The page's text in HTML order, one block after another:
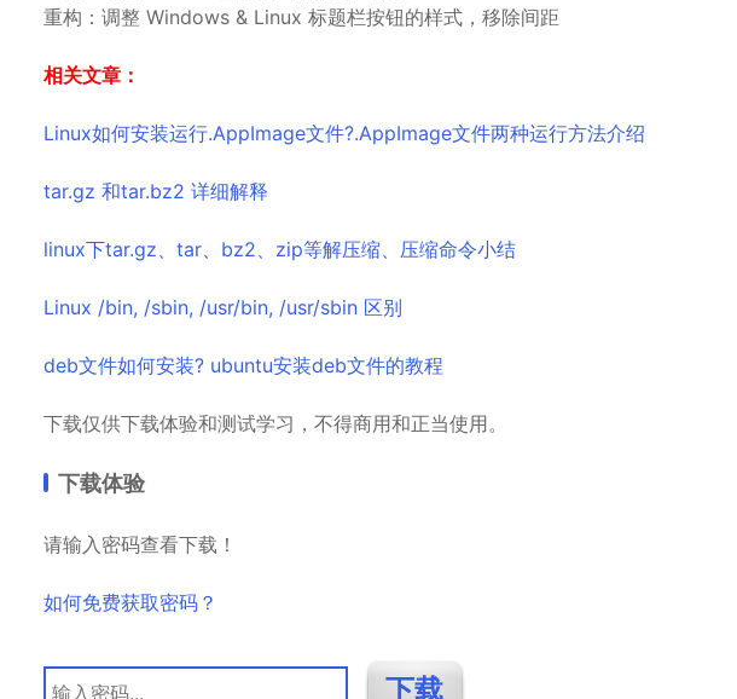
重构：调整 Windows & Linux 标题栏按钮的样式，移除间距
相关文章：
Linux如何安装运行.AppImage文件?.AppImage文件两种运行方法介绍
tar.gz 和tar.bz2 详细解释
linux下tar.gz、tar、bz2、zip等解压缩、压缩命令小结
Linux /bin, /sbin, /usr/bin, /usr/sbin 区别
deb文件如何安装? ubuntu安装deb文件的教程
下载仅供下载体验和测试学习，不得商用和正当使用。
下载体验
请输入密码查看下载！
如何免费获取密码？